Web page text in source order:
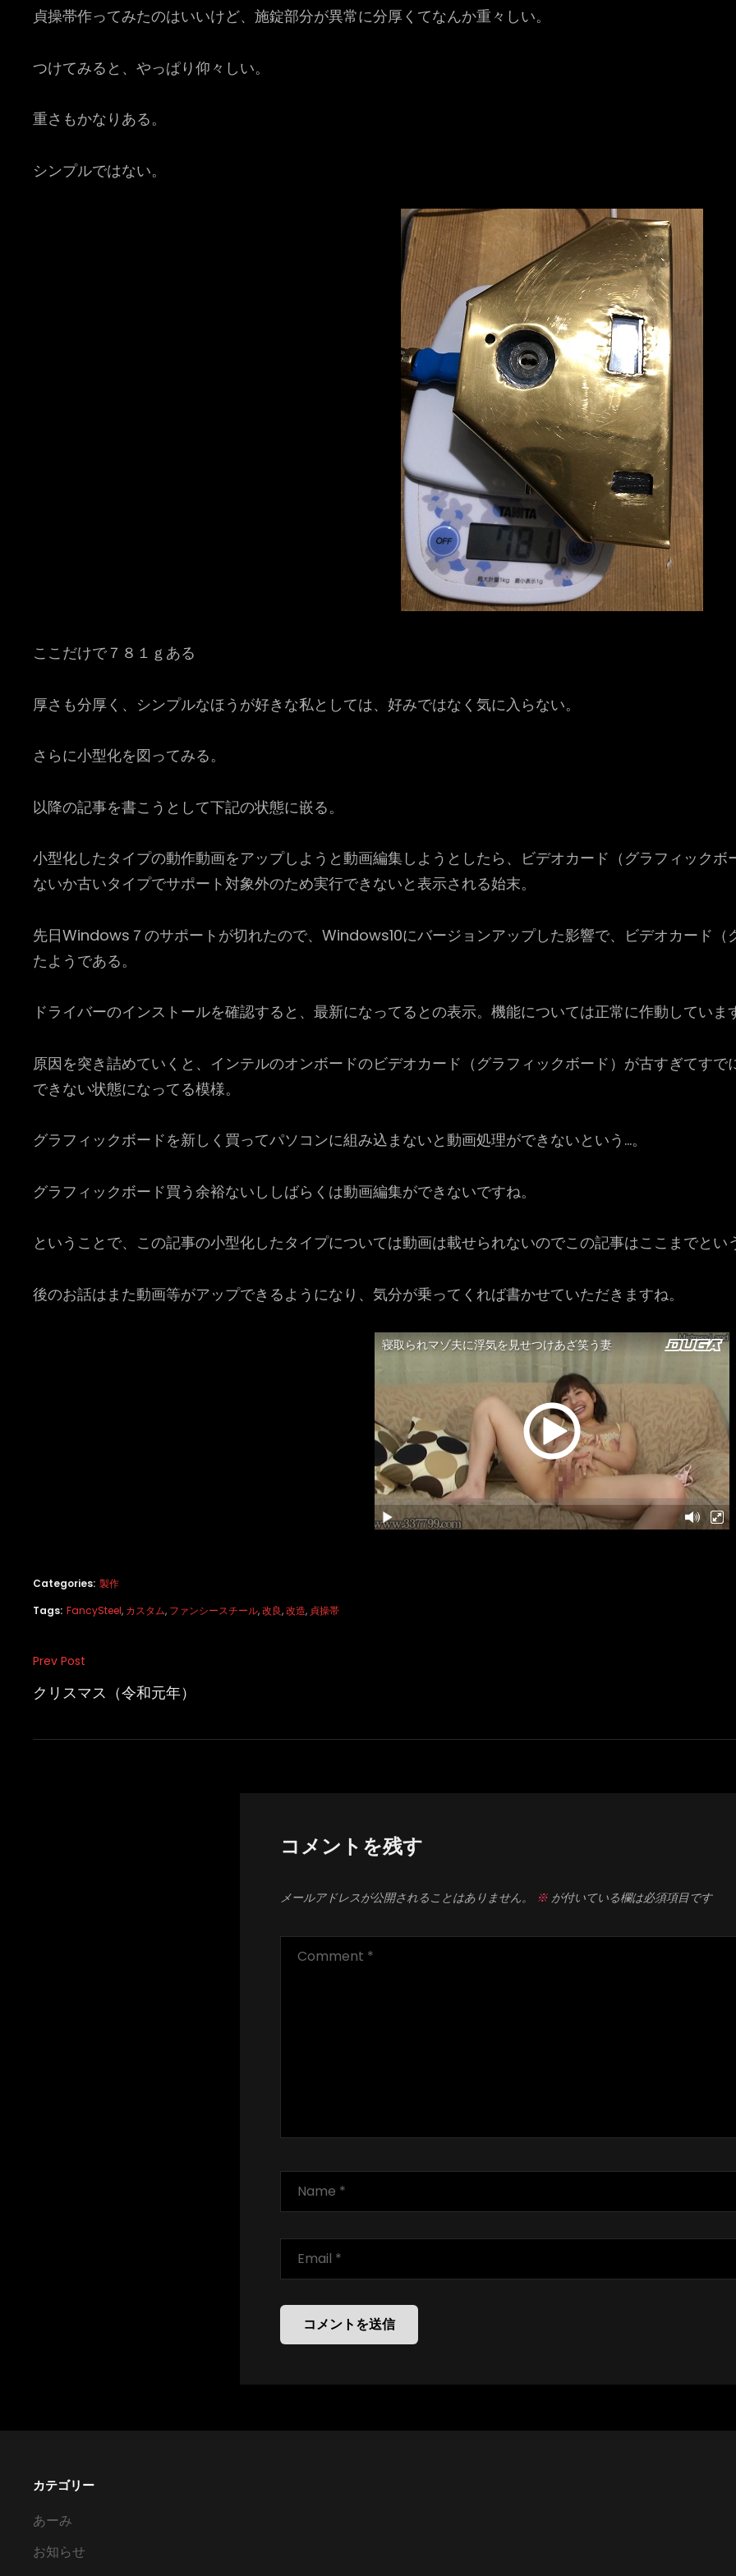
貞操帯作ってみたのはいいけど、施錠部分が異常に分厚くてなんか重々しい。
つけてみると、やっぱり仰々しい。
重さもかなりある。
シンプルではない。
ここだけで７８１ｇある
厚さも分厚く、シンプルなほうが好きな私としては、好みではなく気に入らない。
さらに小型化を図ってみる。
以降の記事を書こうとして下記の状態に嵌る。
小型化したタイプの動作動画をアップしようと動画編集しようとしたら、ビデオカード（グラフィック
ないか古いタイプでサポート対象外のため実行できないと表示される始末。
先日Windows７のサポートが切れたので、Windows10にバージョンアップした影響で、ビデオカード（
たようである。
ドライバーのインストールを確認すると、最新になってるとの表示。機能については正常に作動していま
原因を突き詰めていくと、インテルのオンボードのビデオカード（グラフィックボード）が古すぎてす
できない状態になってる模様。
グラフィックボードを新しく買ってパソコンに組み込まないと動画処理ができないという…。
グラフィックボード買う余裕ないししばらくは動画編集ができないですね。
ということで、この記事の小型化したタイプについては動画は載せられないのでこの記事はここまでとい
後のお話はまた動画等がアップできるようになり、気分が乗ってくれば書かせていただきますね。
Categories: 製作
Tags: FancySteel, カスタム, ファンシースチール,改良,改造, 貞操帯
投
稿
ビ
Previous
Post
Prev Post
クリスマス（令和元年）
コメントを残す
メールアドレスが公開されることはありません。 ※が付いている欄は必須項目です
カテゴリー
あーみ
お知らせ